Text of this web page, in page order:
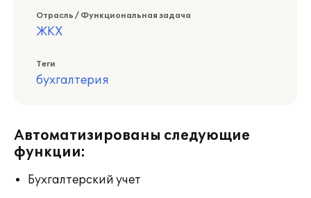
Отрасль / Функциональная задача
ЖКХ
Теги
бухгалтерия
Автоматизированы следующие
функции:
Бухгалтерский учет